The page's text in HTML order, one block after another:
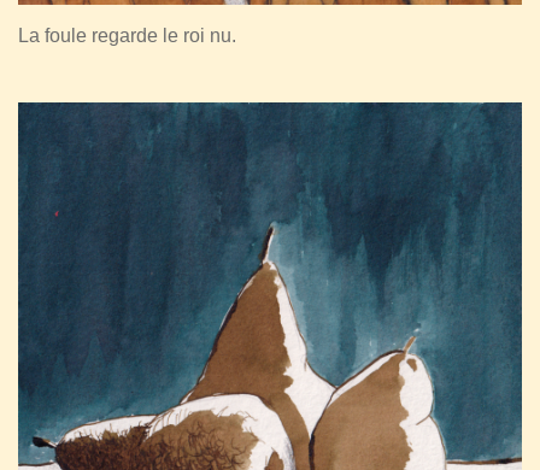
La foule regarde le roi nu.